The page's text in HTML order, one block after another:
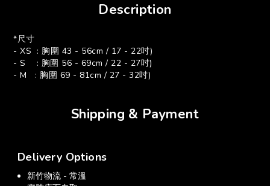
Description
*尺寸
- XS : 胸圍 43 - 56cm / 17 - 22吋)
- S : 胸圍 56 - 69cm / 22 - 27吋)
- M : 胸圍 69 - 81cm / 27 - 32吋)
Shipping & Payment
Delivery Options
新竹物流 - 常溫